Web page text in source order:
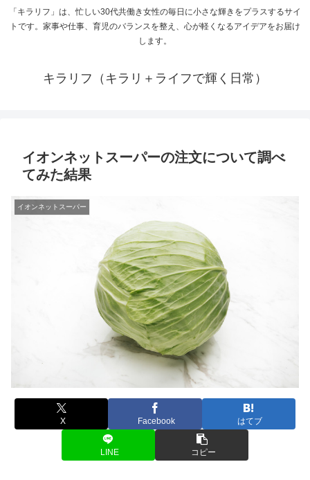
「キラリフ」は、忙しい30代共働き女性の毎日に小さな輝きをプラスするサイ
トです。家事や仕事、育児のバランスを整え、心が軽くなるアイデアをお届け
します。
キラリフ（キラリ＋ライフで輝く日常）
イオンネットスーパーの注文について調べ
てみた結果
イオンネットスーパー
X Facebook はてブ
LINE コピー